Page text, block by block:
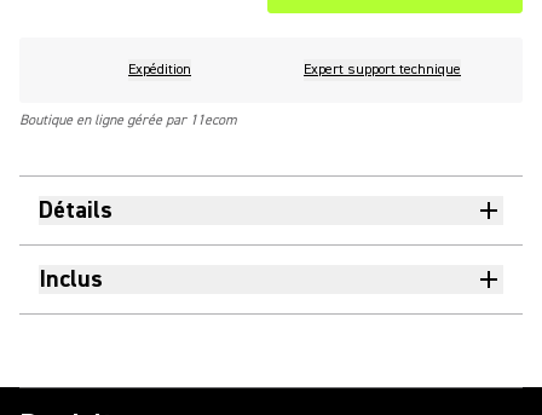
Expédition Expert support technique
Boutique en ligne gérée par 11ecom
Détails
Inclus